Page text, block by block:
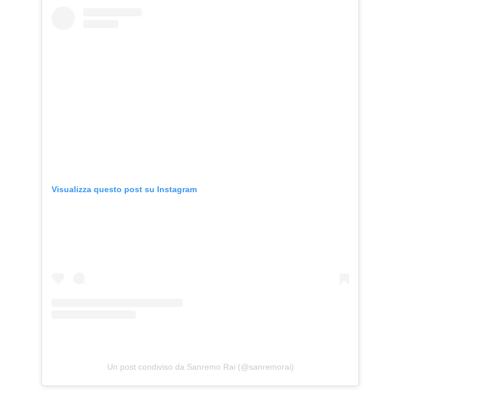
Visualizza questo post su Instagram
Un post condiviso da Sanremo Rai (@sanremorai)